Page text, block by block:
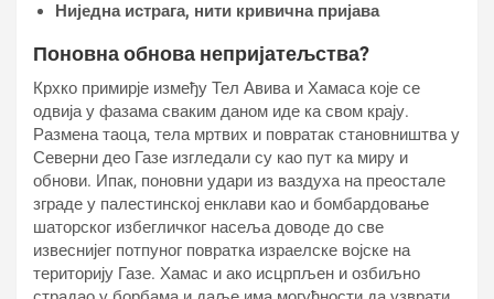
Ниједна истрага, нити кривична пријава
Поновна обнова непријатељства?
Крхко примирје између Тел Авива и Хамаса које се
одвија у фазама сваким даном иде ка свом крају.
Размена таоца, тела мртвих и повратак становништва у
Северни део Газе изгледали су као пут ка миру и
обнови. Ипак, поновни удари из ваздуха на преостале
зграде у палестинској енклави као и бомбардовање
шаторског избегличког насеља доводе до све
извеснијег потпуног повратка израелске војске на
територију Газе. Хамас и ако исцрпљен и озбиљно